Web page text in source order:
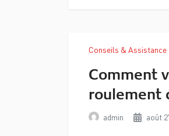
Conseils & Assistance
Comment
roulement
admin août